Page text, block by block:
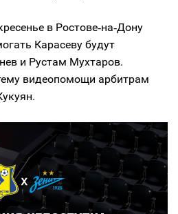
в Ростове‑на‑Дону
Карасеву будут
и Рустам Мухтаров.
видеопомощи арбитрам